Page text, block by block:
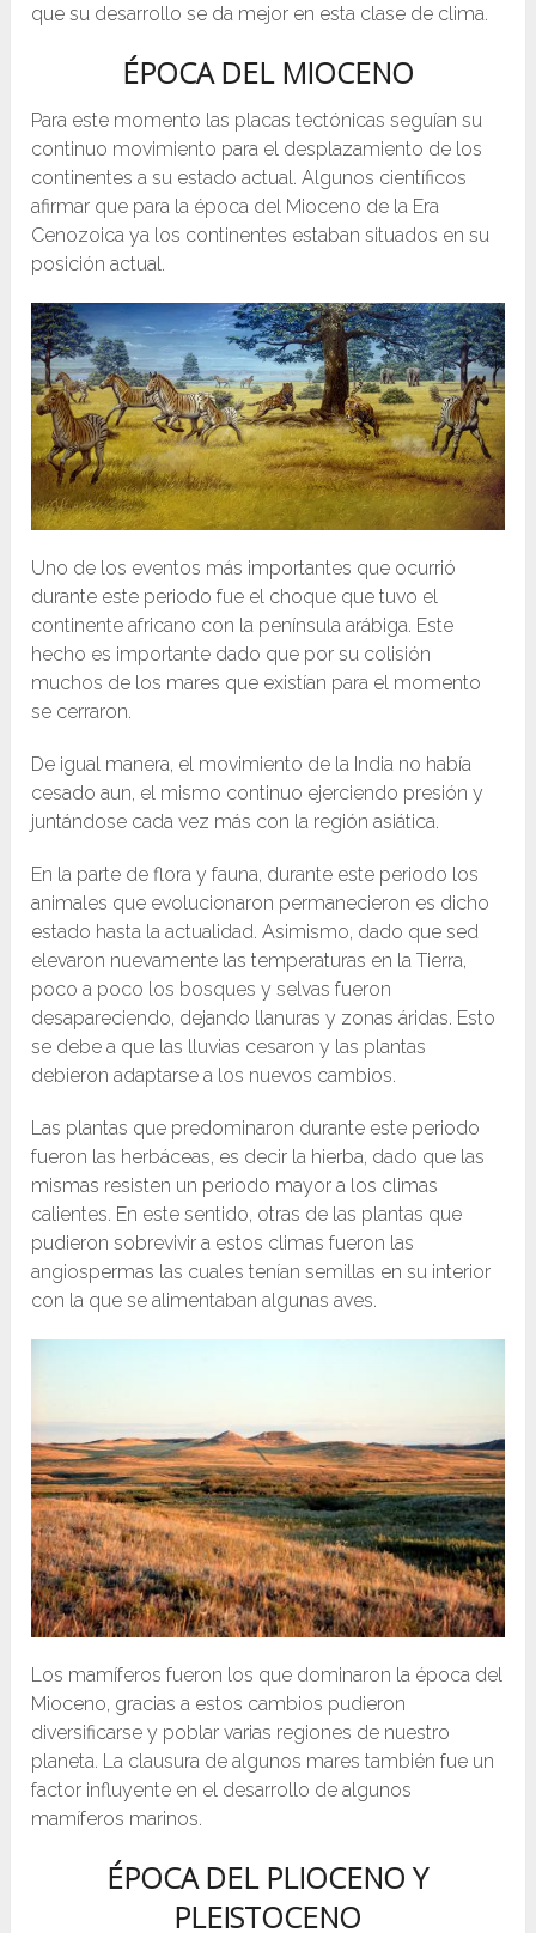
que su desarrollo se da mejor en esta clase de clima.
ÉPOCA DEL MIOCENO
Para este momento las placas tectónicas seguían su
continuo movimiento para el desplazamiento de los
continentes a su estado actual. Algunos científicos
afirmar que para la época del Mioceno de la Era
Cenozoica ya los continentes estaban situados en su
posición actual.
Uno de los eventos más importantes que ocurrió
durante este periodo fue el choque que tuvo el
continente africano con la península arábiga. Este
hecho es importante dado que por su colisión
muchos de los mares que existían para el momento
se cerraron.
De igual manera, el movimiento de la India no había
cesado aun, el mismo continuo ejerciendo presión y
juntándose cada vez más con la región asiática.
En la parte de flora y fauna, durante este periodo los
animales que evolucionaron permanecieron es dicho
estado hasta la actualidad. Asimismo, dado que sed
elevaron nuevamente las temperaturas en la Tierra,
poco a poco los bosques y selvas fueron
desapareciendo, dejando llanuras y zonas áridas. Esto
se debe a que las lluvias cesaron y las plantas
debieron adaptarse a los nuevos cambios.
Las plantas que predominaron durante este periodo
fueron las herbáceas, es decir la hierba, dado que las
mismas resisten un periodo mayor a los climas
calientes. En este sentido, otras de las plantas que
pudieron sobrevivir a estos climas fueron las
angiospermas las cuales tenían semillas en su interior
con la que se alimentaban algunas aves.
Los mamíferos fueron los que dominaron la época del
Mioceno, gracias a estos cambios pudieron
diversificarse y poblar varias regiones de nuestro
planeta. La clausura de algunos mares también fue un
factor influyente en el desarrollo de algunos
mamíferos marinos.
ÉPOCA DEL PLIOCENO Y
PLEISTOCENO